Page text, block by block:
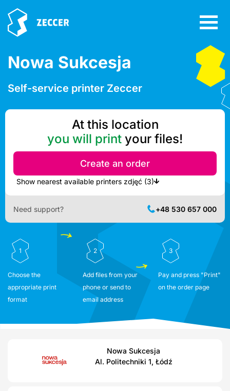
Nowa Sukcesja
Self-service printer Zeccer
At this location
you will print your files!
Create an order
Show nearest available printers zdjęć (3)
Need support? +48 530 657 000
1
Choose the
appropriate print
format
2
Add files from your
phone or send to
email address
3
Pay and press "Print"
on the order page
Nowa Sukcesja
Al. Politechniki 1, Łódź